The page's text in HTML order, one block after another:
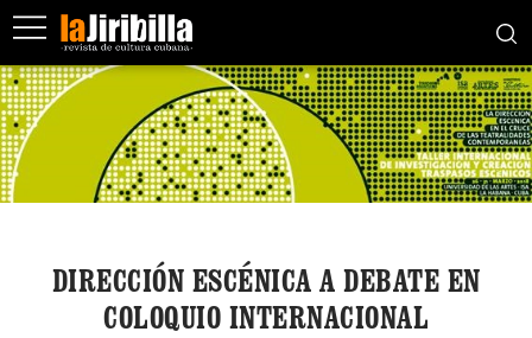
DIRECCIÓN ESCÉNICA A DEBATE EN
COLOQUIO INTERNACIONAL